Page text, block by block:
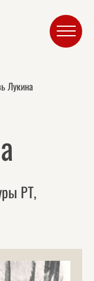
Лукина
РТ,